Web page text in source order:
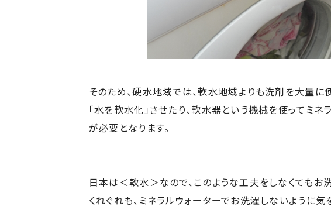
そのため、硬水地域では、軟水地域よりも洗剤を大量に
「水を軟水化」させたり、軟水器という機械を使ってミ
が必要となります。
日本は＜軟水＞なので、このような工夫をしなくてもお
くれぐれも、ミネラルウォーターでお洗濯しないように気